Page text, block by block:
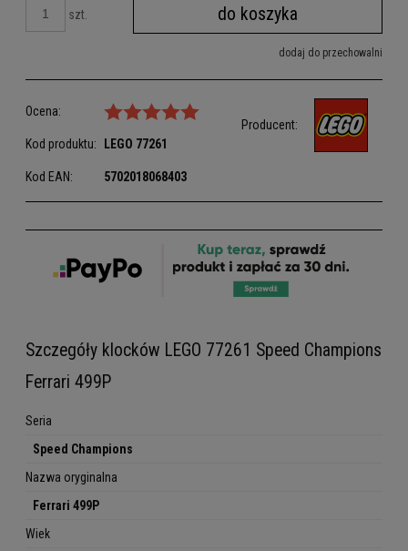
szt. do koszyka
dodaj do przechowalni
Ocena:
Kod produktu: LEGO 77261
Kod EAN: 5702018068403
Producent:
Szczegóły klocków LEGO 77261 Speed Champions
Ferrari 499P
Seria
Speed Champions
Nazwa oryginalna
Ferrari 499P
Wiek